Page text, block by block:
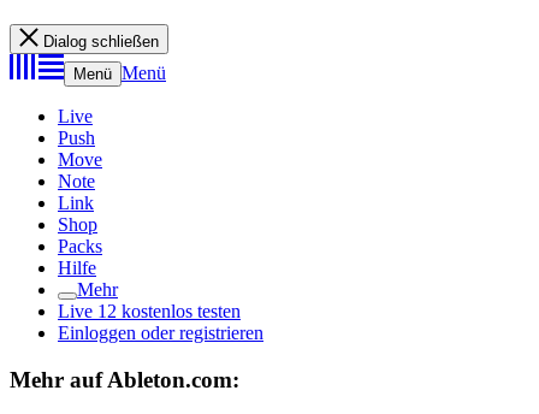
Dialog schließen
Menü Menü
Live
Push
Move
Note
Link
Shop
Packs
Hilfe
Mehr
Live 12 kostenlos testen
Einloggen oder registrieren
Mehr auf Ableton.com: